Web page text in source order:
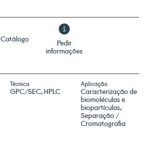
Catálogo
Pedir
informações
Técnica
GPC/SEC, HPLC
Aplicação
Caracterização de
biomoléculas e
biopartículas
Separação /
Cromatografia